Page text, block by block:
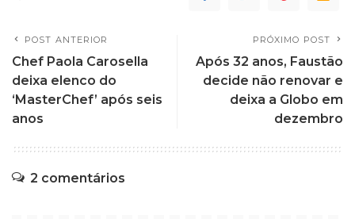
POST ANTERIOR
Chef Paola Carosella
deixa elenco do
‘MasterChef’ após seis
anos
PRÓXIMO POST
Após 32 anos, Faustão
decide não renovar e
deixa a Globo em
dezembro
2 comentários